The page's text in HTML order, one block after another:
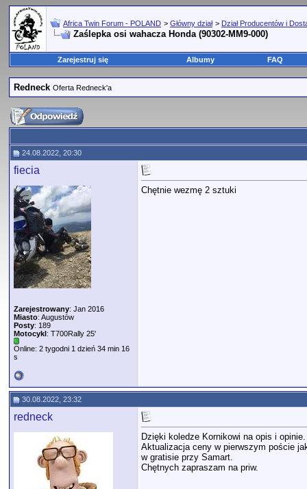
Africa Twin Forum - POLAND > Główny dział > Dział Producentów i
Zaślepka osi wahacza Honda (90302-MM9-000)
Zarejestruj się Albumy FAQ
Redneck Oferta Redneck'a
24.08.2022, 20:30
fiecia
Zarejestrowany: Jan 2016
Miasto: Augustów
Posty: 189
Motocykl: T700Rally 25'
Online: 2 tygodni 1 dzień 34 min 16
s
Chętnie wezmę 2 sztuki
30.08.2022, 23:32
redneck
Dzięki koledze Kornikowi na opis i opinie.
Aktualizacja ceny w pierwszym poście
w gratisie przy Samart.
Chętnych zapraszam na priw.